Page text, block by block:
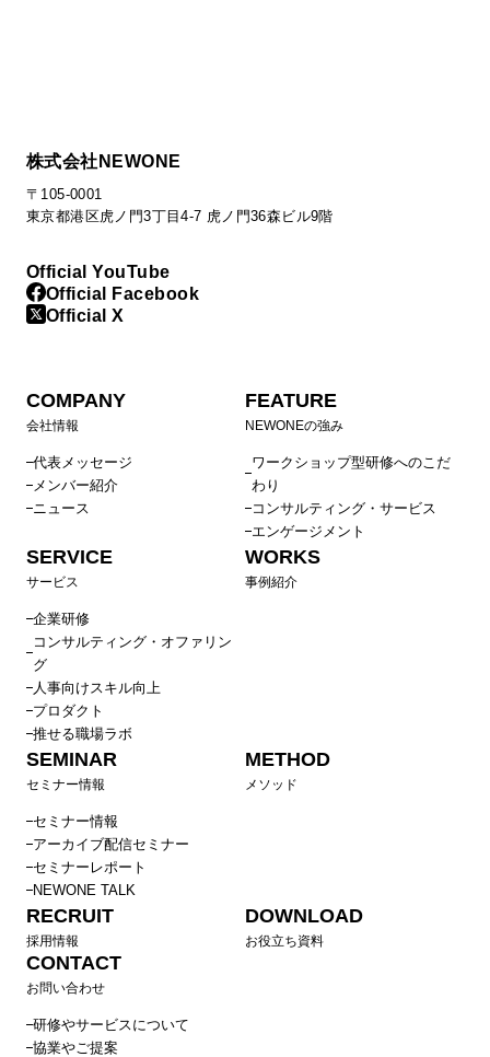
株式会社NEWONE
〒105-0001
東京都港区虎ノ門3丁目4-7 虎ノ門36森ビル9階
Official YouTube
Official Facebook
Official X
COMPANY
会社情報
代表メッセージ
メンバー紹介
ニュース
FEATURE
NEWONEの強み
ワークショップ型研修へのこだ
わり
コンサルティング・サービス
エンゲージメント
SERVICE
サービス
企業研修
コンサルティング・オファリン
グ
人事向けスキル向上
プロダクト
推せる職場ラボ
WORKS
事例紹介
SEMINAR
セミナー情報
セミナー情報
アーカイブ配信セミナー
セミナーレポート
NEWONE TALK
METHOD
メソッド
RECRUIT
採用情報
DOWNLOAD
お役立ち資料
CONTACT
お問い合わせ
研修やサービスについて
協業やご提案